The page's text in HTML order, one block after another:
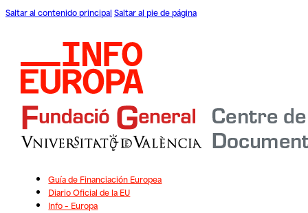
Saltar al contenido principal Saltar al pie de página
Guía de Financiación Europea
Diario Oficial de la EU
Info – Europa